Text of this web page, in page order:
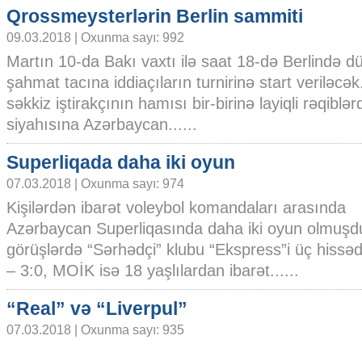
Qrossmeysterlərin Berlin sammiti
09.03.2018 | Oxunma sayı: 992
Martın 10-da Bakı vaxtı ilə saat 18-də Berlində
şahmat tacına iddiaçıların turnirinə start
səkkiz iştirakçının hamısı bir-birinə layiqli
siyahısına Azərbaycan......
Superliqada daha iki oyun
07.03.2018 | Oxunma sayı: 974
Kişilərdən ibarət voleybol komandaları arasında
Azərbaycan Superliqasında daha iki oyun
görüşlərdə “Sərhədçi” klubu “Ekspress”i üç
– 3:0, MOİK isə 18 yaşlılardan ibarət......
“Real” və “Liverpul”
07.03.2018 | Oxunma sayı: 935